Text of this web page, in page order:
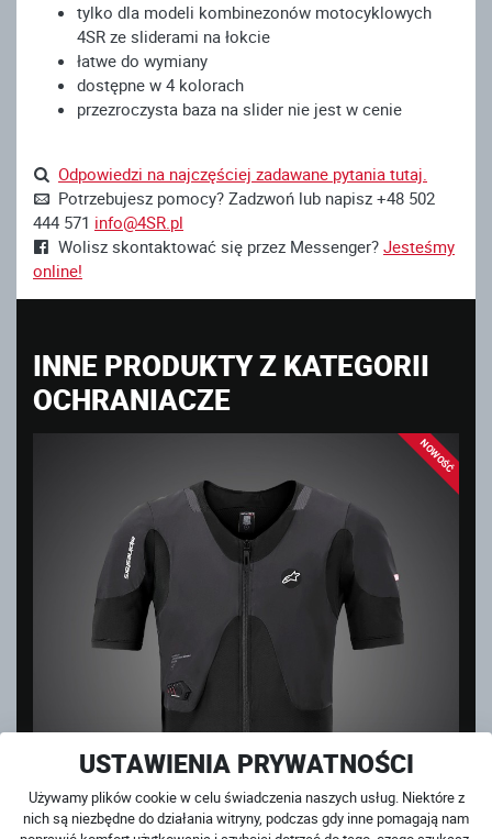
USTAWIENIA PRYWATNOŚCI
Używamy plików cookie w celu świadczenia naszych usług. Niektóre z
nich są niezbędne do działania witryny, podczas gdy inne pomagają nam
tylko dla modeli kombinezonów motocyklowych
4SR ze sliderami na łokcie
łatwe do wymiany
dostępne w 4 kolorach
przezroczysta baza na slider nie jest w cenie
Odpowiedzi na najczęściej zadawane pytania tutaj.
Potrzebujesz pomocy? Zadzwoń lub napisz +48 502
444 571 info@4SR.pl
Wolisz skontaktować się przez Messenger? Jesteśmy
online!
INNE PRODUKTY Z KATEGORII
OCHRANIACZE
NOWOŚĆ